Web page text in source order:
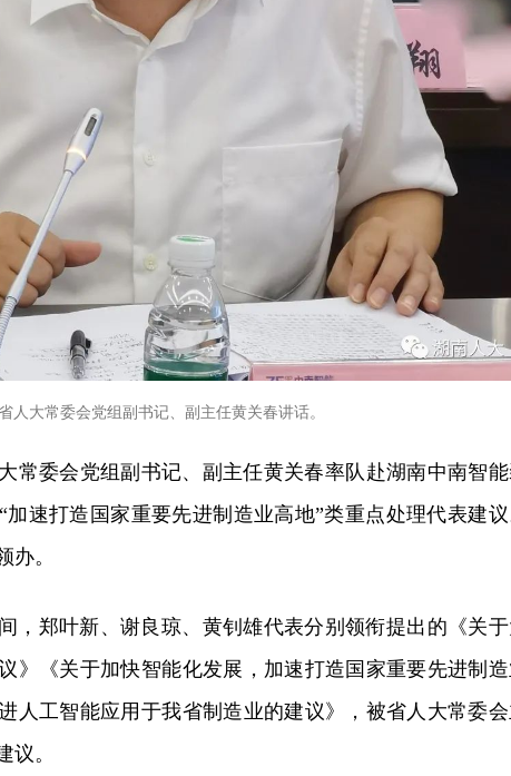
人大常委会党组副书记、副主任黄关春讲话。
常委会党组副书记、副主任黄关春率队赴湖南中南智
加速打造国家重要先进制造业高地”类重点处理代表建
办。
，郑叶新、谢良琼、黄钊雄代表分别领衔提出的《关
》《关于加快智能化发展，加速打造国家重要先进制
人工智能应用于我省制造业的建议》，被省人大常委
议。